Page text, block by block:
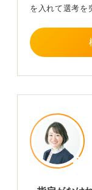
を入れて選考を